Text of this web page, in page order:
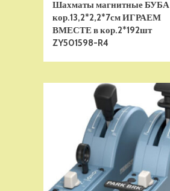
Шахматы магнитные БУБА
кор.13,2*2,2*7см ИГРАЕМ
ВМЕСТЕ в кор.2*192шт
ZY501598-R4